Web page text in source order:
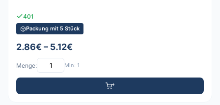
401
Packung mit 5 Stück
2.86€ – 5.12€
Menge: Min: 1